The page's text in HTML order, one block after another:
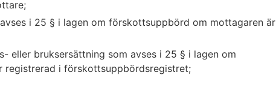
i 25 § i lagen om förskottsuppbörd om mottagaren är
eller bruksersättning som avses i 25 § i lagen om
i förskottsuppbördsregistret;